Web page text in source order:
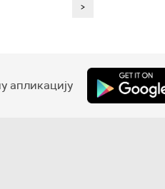
>
апликацију